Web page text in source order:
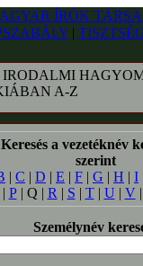
|
A-Z
Keresés a vezetéknév
szerint
| C | D | E | F | G | H | I
| P| Q | R | S | T| U | V
Személynév